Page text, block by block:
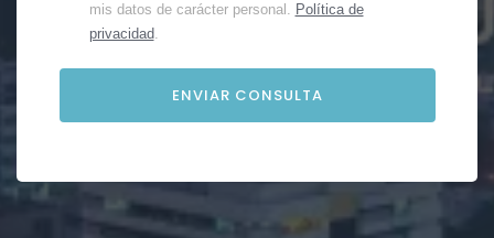
mis datos de carácter personal. Política de
privacidad.